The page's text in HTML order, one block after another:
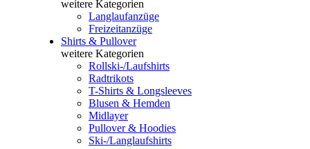
weitere Kategorien
Langlaufanzüge
Freizeitanzüge
Shirts & Pullover
weitere Kategorien
Rollski-/Laufshirts
Radtrikots
T-Shirts & Longsleeves
Blusen & Hemden
Midlayer
Pullover & Hoodies
Ski-/Langlaufshirts